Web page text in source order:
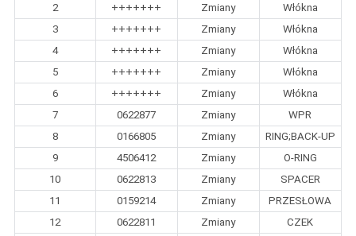
2
+++++++ Zmiany
Włókna
3
+++++++ Zmiany
Włókna
4
+++++++ Zmiany
Włókna
5
+++++++ Zmiany
Włókna
6
+++++++ Zmiany
Włókna
7
0622877 Zmiany
WPR
8
0166805 Zmiany
RING;BACK-UP
9
4506412 Zmiany
O-RING
10
0622813 Zmiany
SPACER
11
0159214 Zmiany
PRZESŁOWA
12
0622811 Zmiany
CZEK